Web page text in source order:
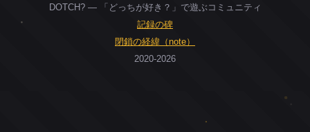
DOTCH? — 「どっちが好き？」で遊ぶコミュニティ
記録の碑
閉鎖の経緯（note）
2020-2026